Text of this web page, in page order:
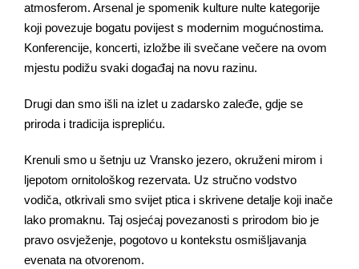
atmosferom. Arsenal je spomenik kulture nulte kategorije
koji povezuje bogatu povijest s modernim mogućnostima.
Konferencije, koncerti, izložbe ili svečane večere na ovom
mjestu podižu svaki događaj na novu razinu.
Drugi dan smo išli na izlet u zadarsko zaleđe, gdje se
priroda i tradicija isprepliću.
Krenuli smo u šetnju uz Vransko jezero, okruženi mirom i
ljepotom ornitološkog rezervata. Uz stručno vodstvo
vodiča, otkrivali smo svijet ptica i skrivene detalje koji inače
lako promaknu. Taj osjećaj povezanosti s prirodom bio je
pravo osvježenje, pogotovo u kontekstu osmišljavanja
evenata na otvorenom.